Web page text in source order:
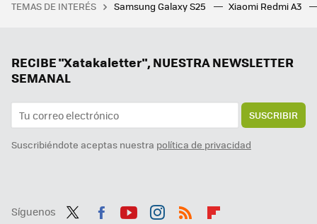
España va a encadenar tres olas de calor en seis semanas. AEMET lo tiene claro: ya no es una ola, es el clima
TEMAS DE INTERÉS Samsung Galaxy S25 Xiaomi Redmi A3
RECIBE "Xatakaletter", NUESTRA NEWSLETTER
SEMANAL
SUSCRIBIR
Suscribiéndote aceptas nuestra política de privacidad
Síguenos